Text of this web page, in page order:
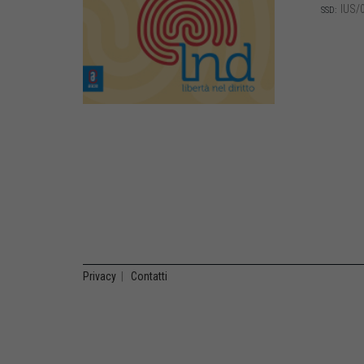
SSD: IUS/
Privacy Contatti